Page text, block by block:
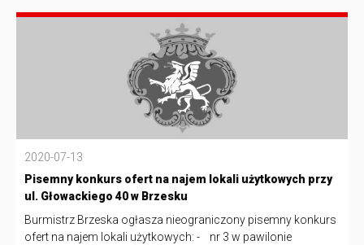
2020-07-13
Pisemny konkurs ofert na najem lokali użytkowych przy
ul. Głowackiego 40 w Brzesku
Burmistrz Brzeska ogłasza nieograniczony pisemny konkurs
ofert na najem lokali użytkowych: - nr 3 w pawilonie